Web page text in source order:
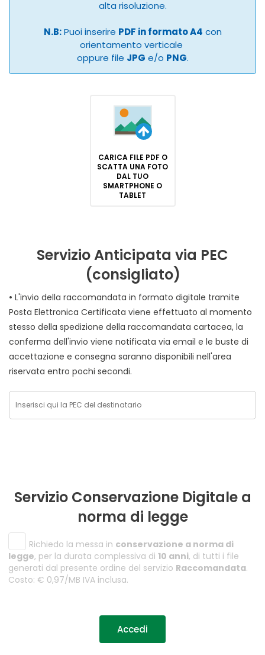
alta risoluzione.
N.B:Puoi inserire PDF in formato A4 con
orientamento verticale
oppure file JPG e/o PNG.
CARICA FILE PDF O
SCATTA UNA FOTO
DAL TUO
SMARTPHONE O
TABLET
Servizio Anticipata via PEC
(consigliato)
• L'invio della raccomandata in formato digitale tramite
Posta Elettronica Certificata viene effettuato al momento
stesso della spedizione della raccomandata cartacea, la
conferma dell'invio viene notificata via email e le buste di
accettazione e consegna saranno disponibili nell'area
riservata entro pochi secondi.
Servizio Conservazione Digitale a
norma di legge
Richiedo la messa in conservazione a norma di
legge, per la durata complessiva di 10 anni, di tutti i file
generati dal presente ordine del servizio Raccomandata.
Costo: € 0,97/MB IVA inclusa.
Accedi